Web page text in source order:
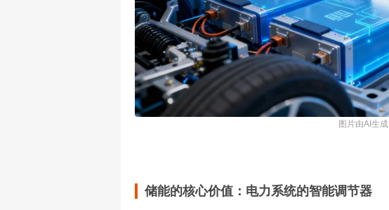
图片由AI生成
储能的核心价值：电力系统的智能调节器